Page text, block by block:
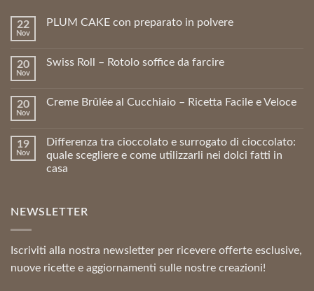
22
Nov
PLUM CAKE con preparato in polvere
20
Nov
Swiss Roll – Rotolo soffice da farcire
20
Nov
Creme Brûlée al Cucchiaio – Ricetta Facile e Veloce
19
Nov
Differenza tra cioccolato e surrogato di cioccolato:
quale scegliere e come utilizzarli nei dolci fatti in
casa
NEWSLETTER
Iscriviti alla nostra newsletter per ricevere offerte esclusive,
nuove ricette e aggiornamenti sulle nostre creazioni!